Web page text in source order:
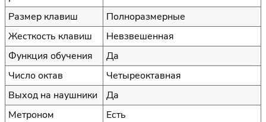
Размер клавиш
Полноразмерные
Жесткость клавиш
Невзвешенная
Функция обучения
Да
Число октав
Четыреоктавная
Выход на наушники
Да
Метроном
Есть